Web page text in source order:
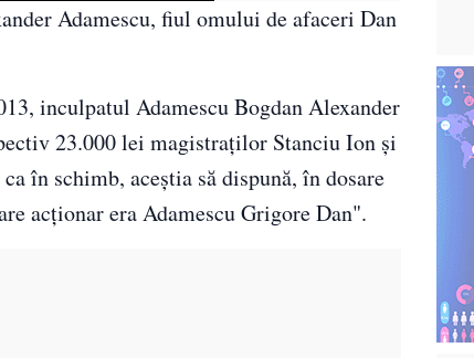
Adamescu, fiul omului de afaceri Dan
inculpatul Adamescu Bogdan Alexander
23.000 lei magistraţilor Stanciu Ion şi
în schimb, aceştia să dispună, în dosare
acţionar era Adamescu Grigore Dan".